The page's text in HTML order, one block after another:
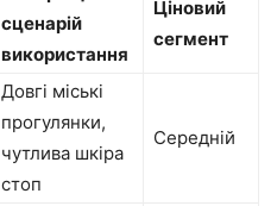
сценарій
використання
Ціновий
сегмент
Довгі міські
прогулянки,
чутлива шкіра
стоп
Середній